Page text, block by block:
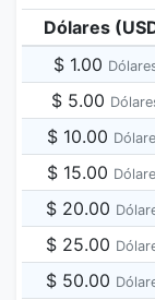
Dólares
$ 1.00
$ 5.00
$ 10.00
$ 15.00
$ 20.00
$ 25.00
$ 50.00